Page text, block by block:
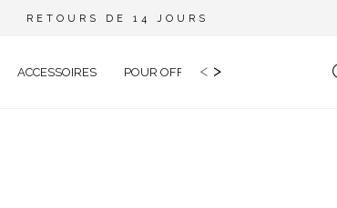
RETOURS DE 14 JOURS
ACCESSOIRES POUR OFFRIR MARIAGE
< >